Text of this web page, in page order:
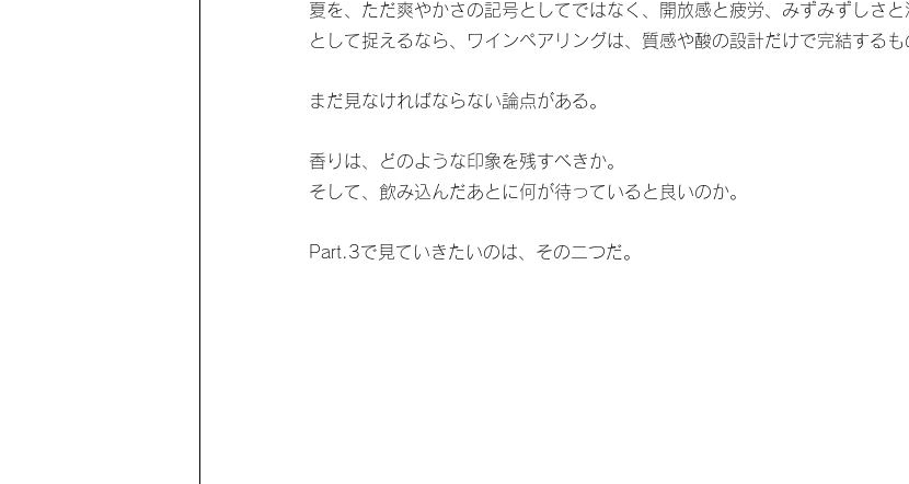
夏を、ただ爽やかさの記号としてではなく、開放感と疲労、みずみずしさ
として捉えるなら、ワインペアリングは、質感や酸の設計だけで完結するも
まだ見なければならない論点がある。
香りは、どのような印象を残すべきか。
そして、飲み込んだあとに何が待っていると良いのか。
Part.3で見ていきたいのは、その二つだ。